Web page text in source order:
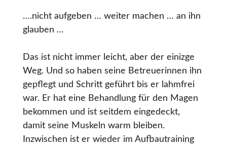
….nicht aufgeben … weiter machen … an ihn
glauben …
Das ist nicht immer leicht, aber der einizge
Weg. Und so haben seine Betreuerinnen ihn
gepflegt und Schritt geführt bis er lahmfrei
war. Er hat eine Behandlung für den Magen
bekommen und ist seitdem eingedeckt,
damit seine Muskeln warm bleiben.
Inzwischen ist er wieder im Aufbautraining